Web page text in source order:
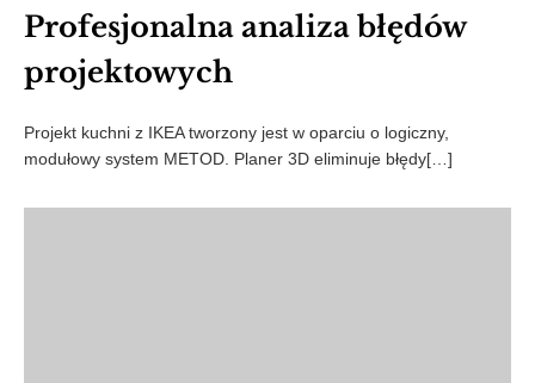
Profesjonalna analiza błędów
projektowych
Projekt kuchni z IKEA tworzony jest w oparciu o logiczny,
modułowy system METOD. Planer 3D eliminuje błędy[…]